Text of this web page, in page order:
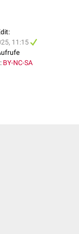
11:15
BY-NC-SA